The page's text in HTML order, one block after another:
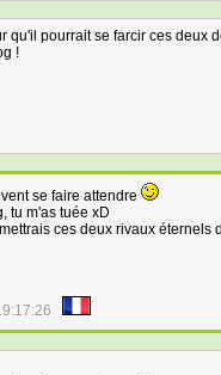
qu'il pourrait se farcir ces deux
!
se faire attendre
tu m'as tuée xD
ces deux rivaux éternels